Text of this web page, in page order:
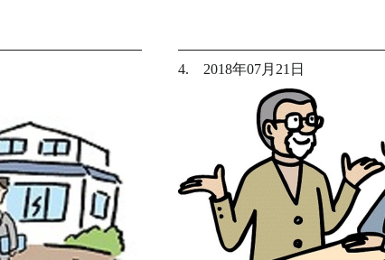
4. 2018年07月21日